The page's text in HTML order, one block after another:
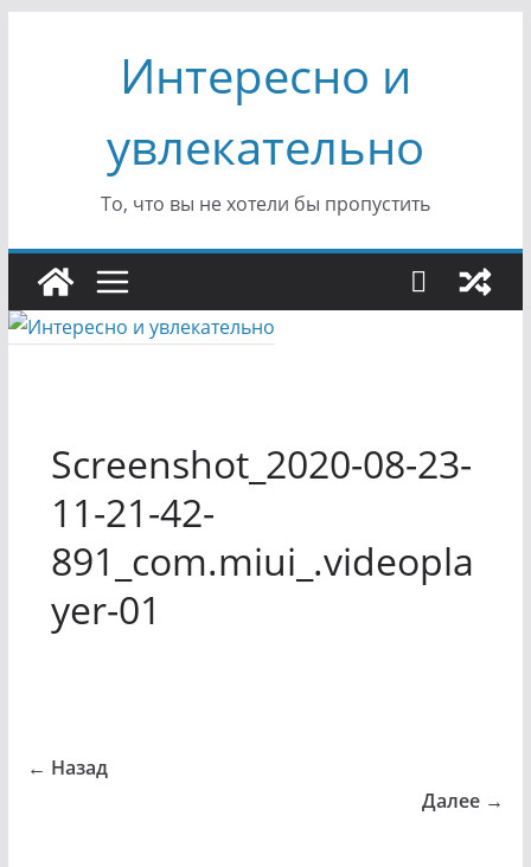
содержимомуИнтересно и
увлекательно
То, что вы не хотели бы пропустить
Screenshot_2020-08-23-
11-21-42-
891_com.miui_.videopla
yer-01
← Назад
Далее →